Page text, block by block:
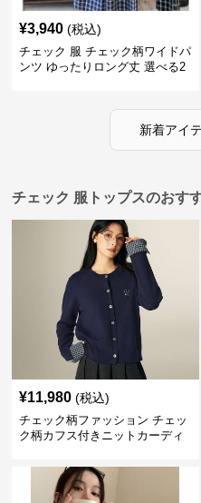
¥3,940 (税込)
チェック 服 チェック柄ワイドパ
ンツ ゆったりロング丈 選べる2
新着アイ
チェック 服トップスのおす
¥11,980 (税込)
チェック柄ファッション チェッ
ク柄カフス付きニットカーディ